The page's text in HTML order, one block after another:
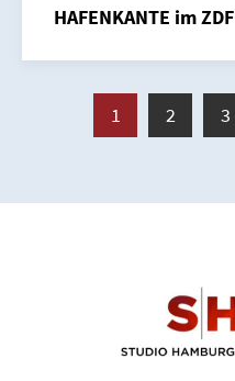
HAFENKANTE im ZDF
1 2 3